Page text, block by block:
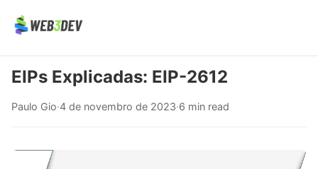
EIPs Explicadas: EIP-2612
Paulo Gio·4 de novembro de 2023·6 min read